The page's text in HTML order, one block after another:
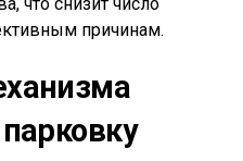
причинам.